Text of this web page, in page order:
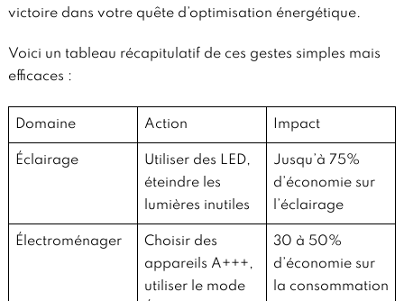
victoire dans votre quête d’optimisation énergétique.
Voici un tableau récapitulatif de ces gestes simples mais
efficaces :
Domaine Action Impact
Éclairage
Utiliser des LED,
éteindre les
lumières inutiles
Jusqu’à 75%
d’économie sur
l’éclairage
Électroménager
Choisir des
appareils A+++,
utiliser le mode
30 à 50%
d’économie sur
la consommation